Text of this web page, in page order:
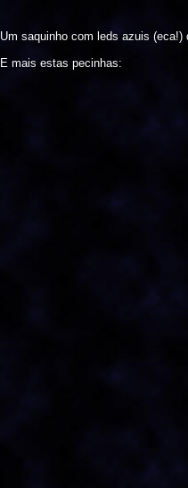
Um saquinho com leds azuis
E mais estas pecinhas: